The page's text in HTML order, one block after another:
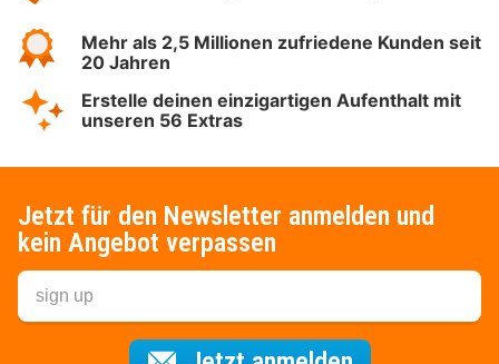
Mehr als 2,5 Millionen zufriedene Kunden seit
20 Jahren
Erstelle deinen einzigartigen Aufenthalt mit
unseren 56 Extras
Jetzt für den Newsletter anmelden und
kein Angebot verpassen